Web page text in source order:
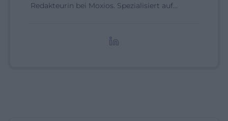
Redakteurin bei Moxios. Spezialisiert auf